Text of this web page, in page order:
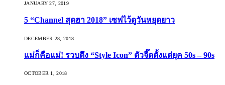
JANUARY 27, 2019
5 “Channel สุดฮา 2018” เซฟไว้ดูวันหยุดยาว
DECEMBER 28, 2018
แม่ก็คือแม่! รวบตึง “Style Icon” ตัวจี๊ดตั้งแต่ยุค 50s – 90s
OCTOBER 1, 2018